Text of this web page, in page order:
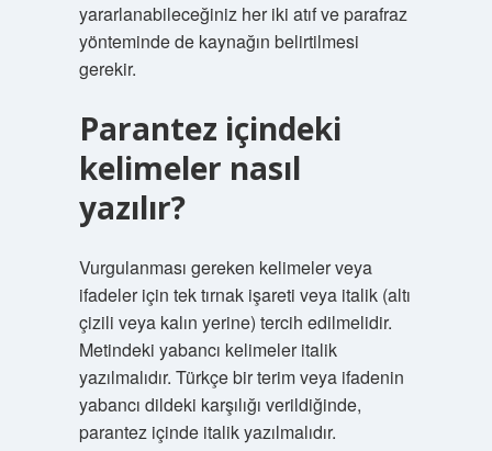
yararlanabileceğiniz her iki atıf ve parafraz
yönteminde de kaynağın belirtilmesi
gerekir.
Parantez içindeki
kelimeler nasıl
yazılır?
Vurgulanması gereken kelimeler veya
ifadeler için tek tırnak işareti veya italik (altı
çizili veya kalın yerine) tercih edilmelidir.
Metindeki yabancı kelimeler italik
yazılmalıdır. Türkçe bir terim veya ifadenin
yabancı dildeki karşılığı verildiğinde,
parantez içinde italik yazılmalıdır.